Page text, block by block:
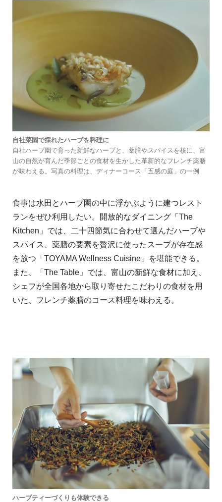
自社菜園で採れたハーブを料理に
自社ハーブ園で育った新鮮なハーブと、薬膳やスパイスを核に、富
山の自然が育んだ季節ごとの食材を生かした革新的なフレンチ薬膳
が味わえる。写真の料理は、ディナーコース「五感の庭」の一例
食事は水田とハーブ園の中に浮かぶように建つレスト
ランをぜひ利⽤したい。開放的なダイニング「The
Kitchen」では、二十四節気に合わせて選んだハーブや
スパイス、薬膳の要素を贅沢に使ったスープが存在感
を放つ「TOYAMA Wellness Cuisine」を堪能できる。
また、「The Table」では、富⼭の新鮮な⾷材に加え、
シェフが全国各地から取り寄せたこだわりの⾷材を⽤
いた、フレンチ薬膳のコース料理を味わえる。
ハーブティーづくりも体験できる